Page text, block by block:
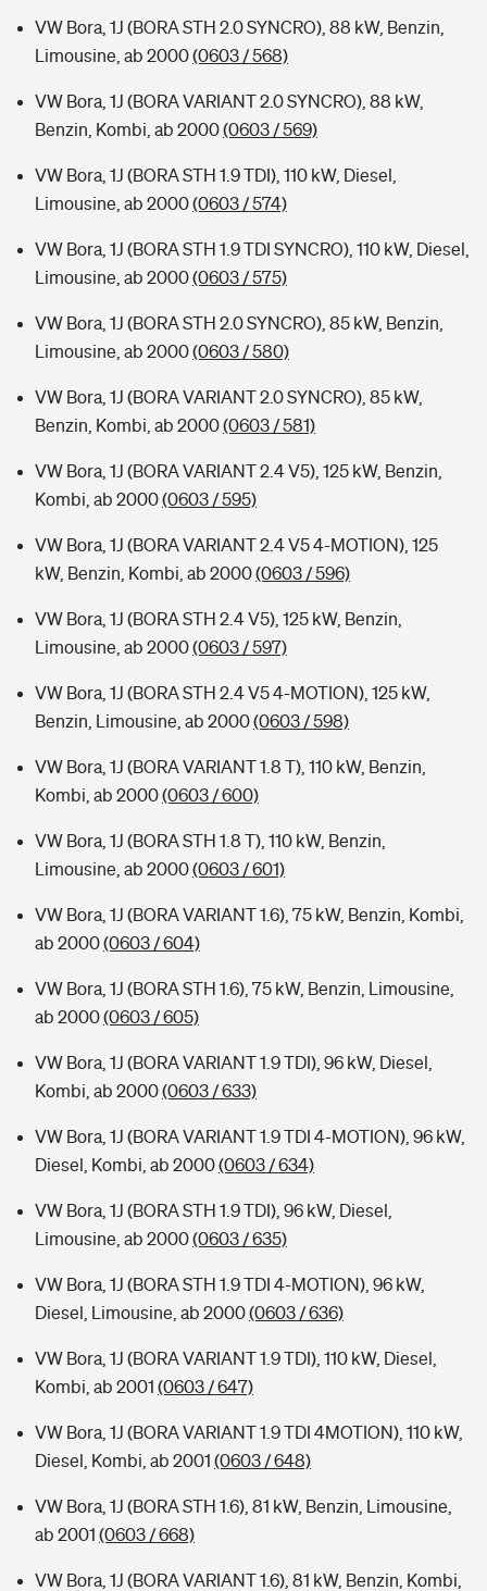
VW Bora, 1J (BORA STH 2.0 SYNCRO), 88 kW, Benzin,
Limousine, ab 2000(0603 / 568)
VW Bora, 1J (BORA VARIANT 2.0 SYNCRO), 88 kW,
Benzin, Kombi, ab 2000(0603 / 569)
VW Bora, 1J (BORA STH 1.9 TDI), 110 kW, Diesel,
Limousine, ab 2000(0603 / 574)
VW Bora, 1J (BORA STH 1.9 TDI SYNCRO), 110 kW, Diesel,
Limousine, ab 2000(0603 / 575)
VW Bora, 1J (BORA STH 2.0 SYNCRO), 85 kW, Benzin,
Limousine, ab 2000(0603 / 580)
VW Bora, 1J (BORA VARIANT 2.0 SYNCRO), 85 kW,
Benzin, Kombi, ab 2000(0603 / 581)
VW Bora, 1J (BORA VARIANT 2.4 V5), 125 kW, Benzin,
Kombi, ab 2000(0603 / 595)
VW Bora, 1J (BORA VARIANT 2.4 V5 4-MOTION), 125
kW, Benzin, Kombi, ab 2000(0603 / 596)
VW Bora, 1J (BORA STH 2.4 V5), 125 kW, Benzin,
Limousine, ab 2000(0603 / 597)
VW Bora, 1J (BORA STH 2.4 V5 4-MOTION), 125 kW,
Benzin, Limousine, ab 2000(0603 / 598)
VW Bora, 1J (BORA VARIANT 1.8 T), 110 kW, Benzin,
Kombi, ab 2000(0603 / 600)
VW Bora, 1J (BORA STH 1.8 T), 110 kW, Benzin,
Limousine, ab 2000(0603 / 601)
VW Bora, 1J (BORA VARIANT 1.6), 75 kW, Benzin, Kombi,
ab 2000(0603 / 604)
VW Bora, 1J (BORA STH 1.6), 75 kW, Benzin, Limousine,
ab 2000(0603 / 605)
VW Bora, 1J (BORA VARIANT 1.9 TDI), 96 kW, Diesel,
Kombi, ab 2000(0603 / 633)
VW Bora, 1J (BORA VARIANT 1.9 TDI 4-MOTION), 96 kW,
Diesel, Kombi, ab 2000(0603 / 634)
VW Bora, 1J (BORA STH 1.9 TDI), 96 kW, Diesel,
Limousine, ab 2000(0603 / 635)
VW Bora, 1J (BORA STH 1.9 TDI 4-MOTION), 96 kW,
Diesel, Limousine, ab 2000(0603 / 636)
VW Bora, 1J (BORA VARIANT 1.9 TDI), 110 kW, Diesel,
Kombi, ab 2001 (0603 / 647)
VW Bora, 1J (BORA VARIANT 1.9 TDI 4MOTION), 110 kW,
Diesel, Kombi, ab 2001 (0603 / 648)
VW Bora, 1J (BORA STH 1.6), 81 kW, Benzin, Limousine,
ab 2001 (0603 / 668)
VW Bora, 1J (BORA VARIANT 1.6), 81 kW, Benzin, Kombi,